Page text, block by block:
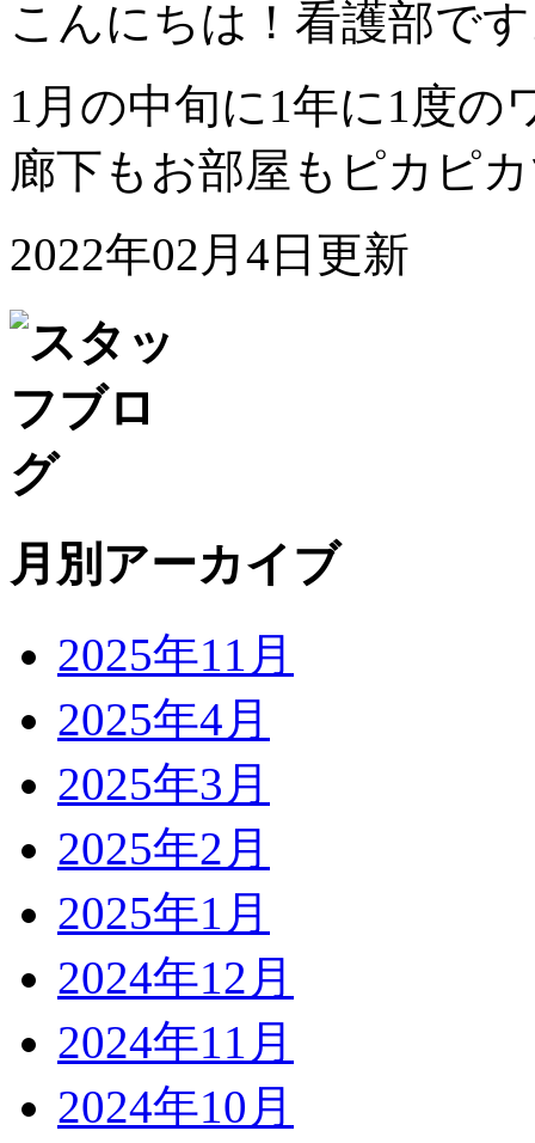
こんにちは！看護部で
1月の中旬に1年に1度
廊下もお部屋もピカピ
2022年02月4日更新
月別アーカイブ
2025年11月
2025年4月
2025年3月
2025年2月
2025年1月
2024年12月
2024年11月
2024年10月